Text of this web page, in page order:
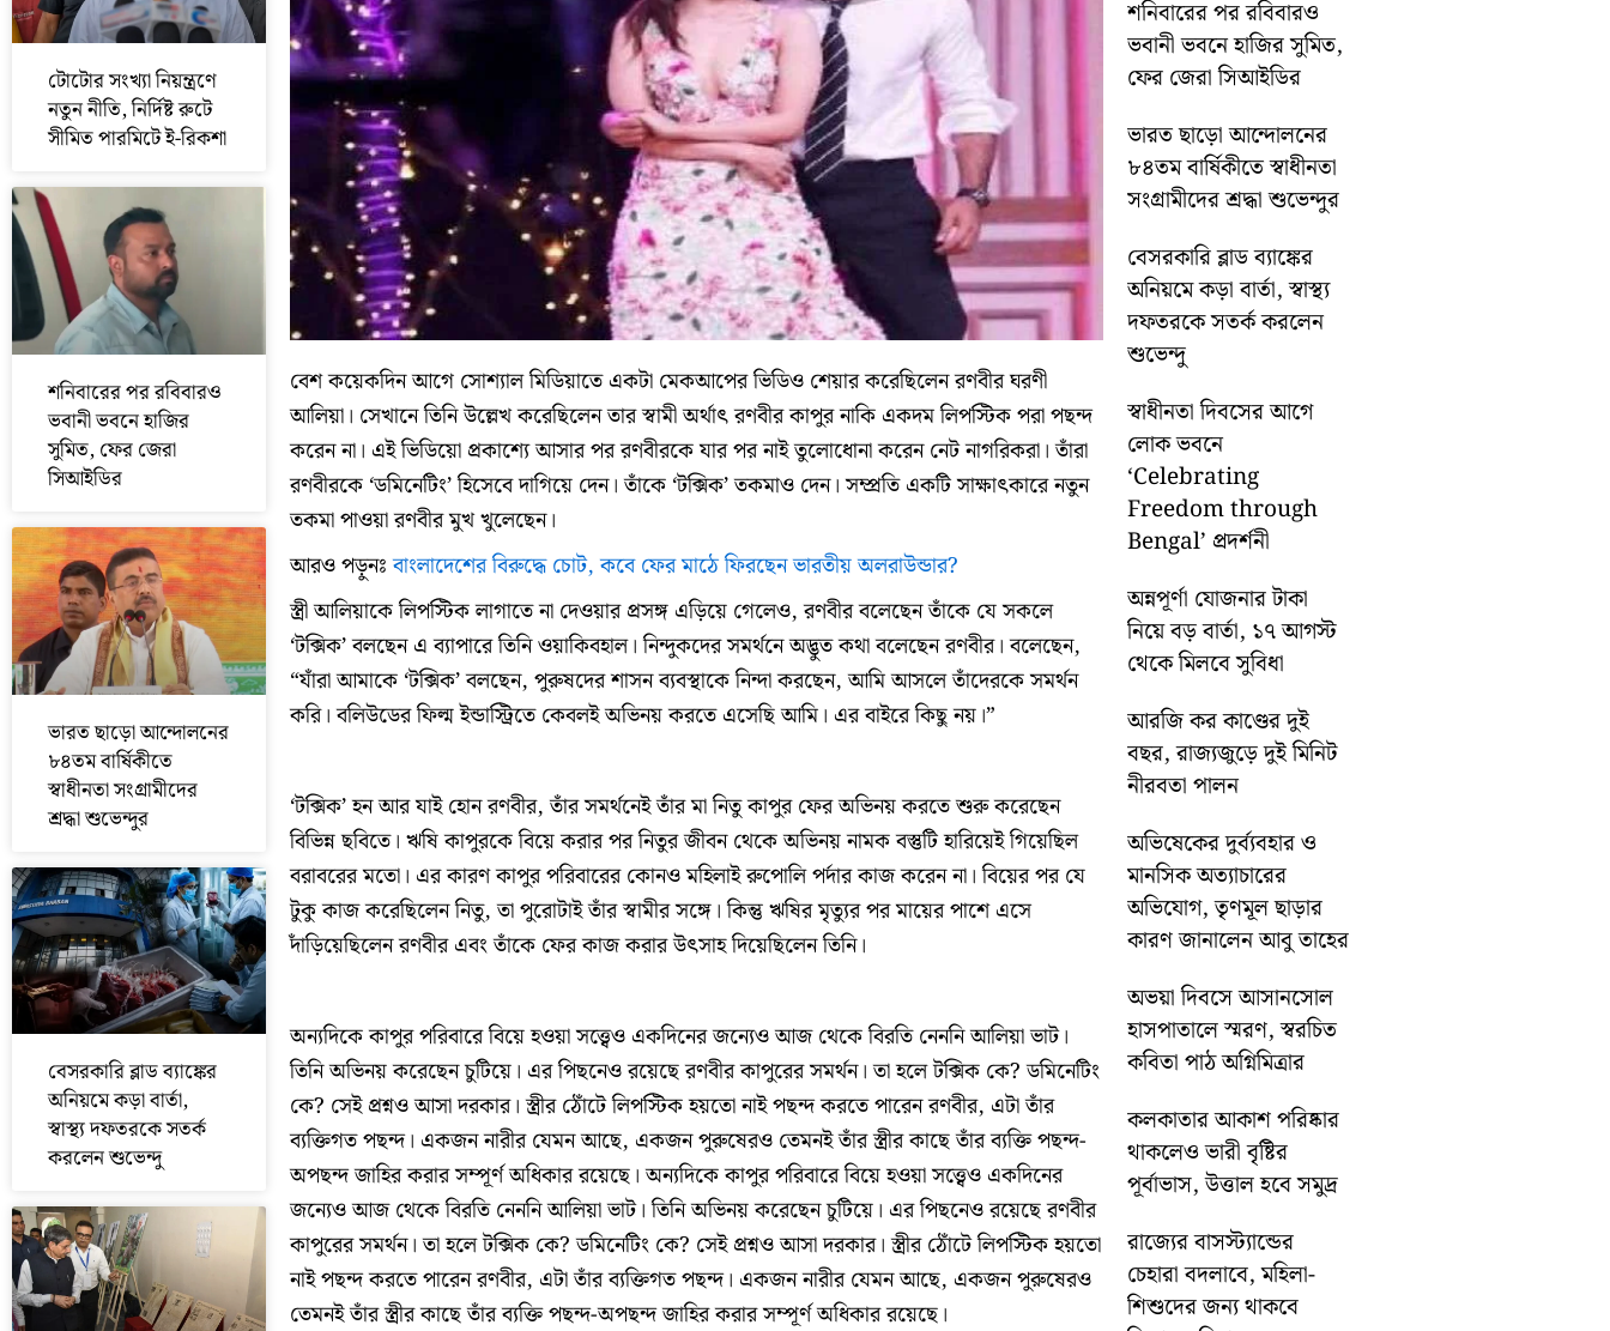
টোটোর সংখ্যা নিয়ন্ত্রণে
নতুন নীতি, নির্দিষ্ট রুটে
সীমিত পারমিটে ই-রিকশা
শনিবারের পর রবিবারও
ভবানী ভবনে হাজির
সুমিত, ফের জেরা
সিআইডির
ভারত ছাড়ো আন্দোলনের
৮৪তম বার্ষিকীতে
স্বাধীনতা সংগ্রামীদের
শ্রদ্ধা শুভেন্দুর
বেসরকারি ব্লাড ব্যাঙ্কের
অনিয়মে কড়া বার্তা,
স্বাস্থ্য দফতরকে সতর্ক
করলেন শুভেন্দু
বেশ কয়েকদিন আগে সোশ্যাল মিডিয়াতে একটা মেকআপের ভিডিও শেয়ার করেছিলেন রণবীর ঘরণী
আলিয়া। সেখানে তিনি উল্লেখ করেছিলেন তার স্বামী অর্থাৎ রণবীর কাপুর নাকি একদম লিপস্টিক পরা পছন্দ
করেন না। এই ভিডিয়ো প্রকাশ্যে আসার পর রণবীরকে যার পর নাই তুলোধোনা করেন নেট নাগরিকরা। তাঁরা
রণবীরকে ‘ডমিনেটিং’ হিসেবে দাগিয়ে দেন। তাঁকে ‘টক্সিক’ তকমাও দেন। সম্প্রতি একটি সাক্ষাত্‍কারে নতুন
তকমা পাওয়া রণবীর মুখ খুলেছেন।
আরও পড়ুনঃবাংলাদেশের বিরুদ্ধে চোট, কবে ফের মাঠে ফিরছেন ভারতীয় অলরাউন্ডার?
স্ত্রী আলিয়াকে লিপস্টিক লাগাতে না দেওয়ার প্রসঙ্গ এড়িয়ে গেলেও, রণবীর বলেছেন তাঁকে যে সকলে
‘টক্সিক’ বলছেন এ ব্যাপারে তিনি ওয়াকিবহাল। নিন্দুকদের সমর্থনে অদ্ভুত কথা বলেছেন রণবীর। বলেছেন,
“যাঁরা আমাকে ‘টক্সিক’ বলছেন, পুরুষদের শাসন ব্যবস্থাকে নিন্দা করছেন, আমি আসলে তাঁদেরকে সমর্থন
করি। বলিউডের ফিল্ম ইন্ডাস্ট্রিতে কেবলই অভিনয় করতে এসেছি আমি। এর বাইরে কিছু নয়।”
‘টক্সিক’ হন আর যাই হোন রণবীর, তাঁর সমর্থনেই তাঁর মা নিতু কাপুর ফের অভিনয় করতে শুরু করেছেন
বিভিন্ন ছবিতে। ঋষি কাপুরকে বিয়ে করার পর নিতুর জীবন থেকে অভিনয় নামক বস্তুটি হারিয়েই গিয়েছিল
বরাবরের মতো। এর কারণ কাপুর পরিবারের কোনও মহিলাই রুপোলি পর্দার কাজ করেন না। বিয়ের পর যে
টুকু কাজ করেছিলেন নিতু, তা পুরোটাই তাঁর স্বামীর সঙ্গে। কিন্তু ঋষির মৃত্যুর পর মায়ের পাশে এসে
দাঁড়িয়েছিলেন রণবীর এবং তাঁকে ফের কাজ করার উত্‍সাহ দিয়েছিলেন তিনি।
অন্যদিকে কাপুর পরিবারে বিয়ে হওয়া সত্ত্বেও একদিনের জন্যেও আজ থেকে বিরতি নেননি আলিয়া ভাট।
তিনি অভিনয় করেছেন চুটিয়ে। এর পিছনেও রয়েছে রণবীর কাপুরের সমর্থন। তা হলে টক্সিক কে? ডমিনেটিং
কে? সেই প্রশ্নও আসা দরকার। স্ত্রীর ঠোঁটে লিপস্টিক হয়তো নাই পছন্দ করতে পারেন রণবীর, এটা তাঁর
ব্যক্তিগত পছন্দ। একজন নারীর যেমন আছে, একজন পুরুষেরও তেমনই তাঁর স্ত্রীর কাছে তাঁর ব্যক্তি পছন্দ-
অপছন্দ জাহির করার সম্পূর্ণ অধিকার রয়েছে। অন্যদিকে কাপুর পরিবারে বিয়ে হওয়া সত্ত্বেও একদিনের
জন্যেও আজ থেকে বিরতি নেননি আলিয়া ভাট। তিনি অভিনয় করেছেন চুটিয়ে। এর পিছনেও রয়েছে রণবীর
কাপুরের সমর্থন। তা হলে টক্সিক কে? ডমিনেটিং কে? সেই প্রশ্নও আসা দরকার। স্ত্রীর ঠোঁটে লিপস্টিক হয়তো
নাই পছন্দ করতে পারেন রণবীর, এটা তাঁর ব্যক্তিগত পছন্দ। একজন নারীর যেমন আছে, একজন পুরুষেরও
তেমনই তাঁর স্ত্রীর কাছে তাঁর ব্যক্তি পছন্দ-অপছন্দ জাহির করার সম্পূর্ণ অধিকার রয়েছে।
শনিবারের পর রবিবারও
ভবানী ভবনে হাজির সুমিত,
ফের জেরা সিআইডির
ভারত ছাড়ো আন্দোলনের
৮৪তম বার্ষিকীতে স্বাধীনতা
সংগ্রামীদের শ্রদ্ধা শুভেন্দুর
বেসরকারি ব্লাড ব্যাঙ্কের
অনিয়মে কড়া বার্তা, স্বাস্থ্য
দফতরকে সতর্ক করলেন
শুভেন্দু
স্বাধীনতা দিবসের আগে
লোক ভবনে
‘Celebrating
Freedom through
Bengal’ প্রদর্শনী
অন্নপূর্ণা যোজনার টাকা
নিয়ে বড় বার্তা, ১৭ আগস্ট
থেকে মিলবে সুবিধা
আরজি কর কাণ্ডের দুই
বছর, রাজ্যজুড়ে দুই মিনিট
নীরবতা পালন
অভিষেকের দুর্ব্যবহার ও
মানসিক অত্যাচারের
অভিযোগ, তৃণমূল ছাড়ার
কারণ জানালেন আবু তাহের
অভয়া দিবসে আসানসোল
হাসপাতালে স্মরণ, স্বরচিত
কবিতা পাঠ অগ্নিমিত্রার
কলকাতার আকাশ পরিষ্কার
থাকলেও ভারী বৃষ্টির
পূর্বাভাস, উত্তাল হবে সমুদ্র
রাজ্যের বাসস্ট্যান্ডের
চেহারা বদলাবে, মহিলা-
শিশুদের জন্য থাকবে